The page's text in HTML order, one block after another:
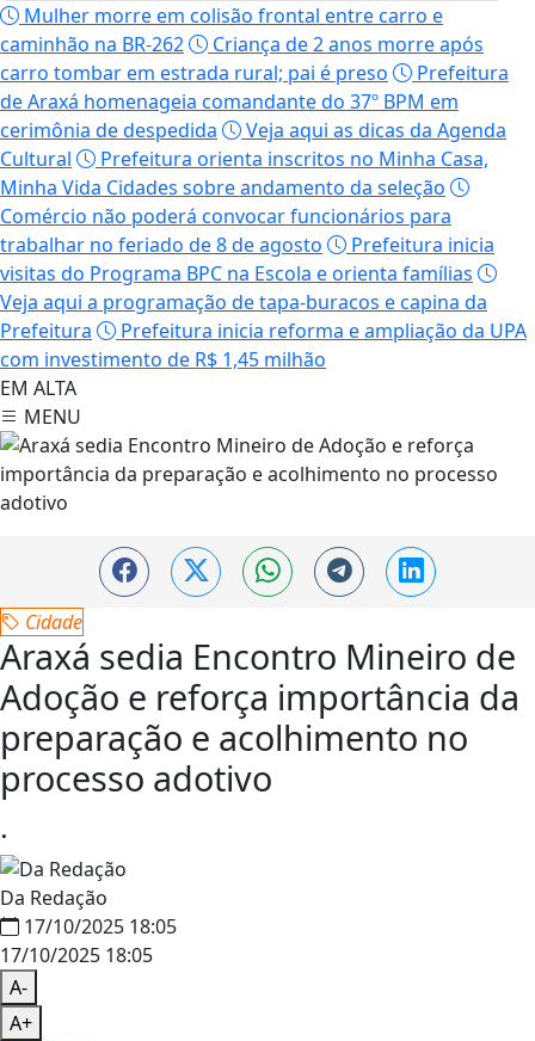
Mulher morre em colisão frontal entre carro e
caminhão na BR-262
Criança de 2 anos morre após
carro tombar em estrada rural; pai é preso
Prefeitura
de Araxá homenageia comandante do 37º BPM em
cerimônia de despedida
Veja aqui as dicas da Agenda
Cultural
Prefeitura orienta inscritos no Minha Casa,
Minha Vida Cidades sobre andamento da seleção
Comércio não poderá convocar funcionários para
trabalhar no feriado de 8 de agosto
Prefeitura inicia
visitas do Programa BPC na Escola e orienta famílias
Veja aqui a programação de tapa-buracos e capina da
Prefeitura
Prefeitura inicia reforma e ampliação da UPA
com investimento de R$ 1,45 milhão
EM ALTA
MENU
Cidade
Araxá sedia Encontro Mineiro de
Adoção e reforça importância da
preparação e acolhimento no
processo adotivo
.
Da Redação
17/10/2025 18:05
17/10/2025 18:05
A-
A+